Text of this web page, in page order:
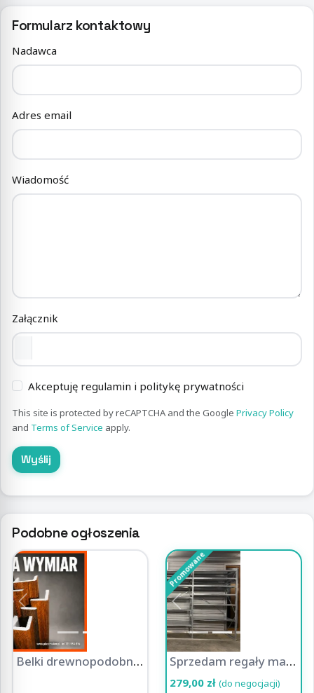
Formularz kontaktowy
Nadawca
Adres email
Wiadomość
Załącznik
Akceptuję regulamin i politykę prywatności
This site is protected by reCAPTCHA and the Google Privacy Policy
and Terms of Service apply.
Wyślij
Podobne ogłoszenia
Previous
Belki drewnopodobne Plastmaker - dekoracja z charakterem
Promowane
Previous
Sprzedam regały magazynowe, metalowe od 279zł (MS REGAŁY)
279,00 zł (do negocjacji)